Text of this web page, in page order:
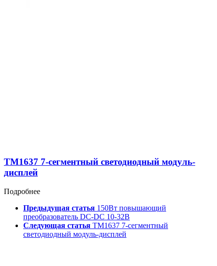
TM1637 7-сегментный светодиодный модуль-
дисплей
Подробнее
Предыдущая статья 150Вт повышающий
преобразователь DC-DC 10-32В
Следующая статья TM1637 7-сегментный
светодиодный модуль-дисплей